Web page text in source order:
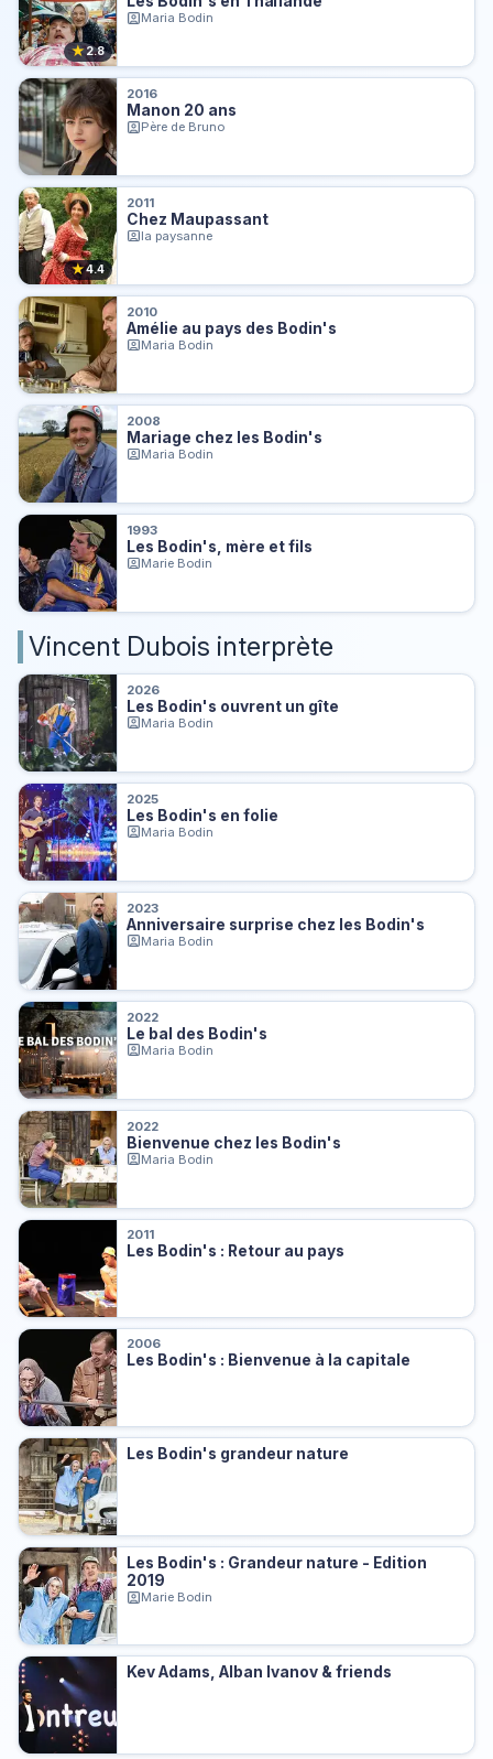
★2.8
Maria Bodin
2016
Manon 20 ans
Père de Bruno
★4.4
2011
Chez Maupassant
la paysanne
2010
Amélie au pays des Bodin's
Maria Bodin
2008
Mariage chez les Bodin's
Maria Bodin
1993
Les Bodin's, mère et fils
Marie Bodin
Vincent Dubois interprète
2026
Les Bodin's ouvrent un gîte
Maria Bodin
2025
Les Bodin's en folie
Maria Bodin
2023
Anniversaire surprise chez les Bodin's
Maria Bodin
2022
Le bal des Bodin's
Maria Bodin
2022
Bienvenue chez les Bodin's
Maria Bodin
2011
Les Bodin's : Retour au pays
2006
Les Bodin's : Bienvenue à la capitale
Les Bodin's grandeur nature
Les Bodin's : Grandeur nature - Edition
2019
Marie Bodin
Kev Adams, Alban Ivanov & friends